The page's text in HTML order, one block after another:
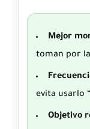
Mejor
toman por
evita usarlo
Objetivo